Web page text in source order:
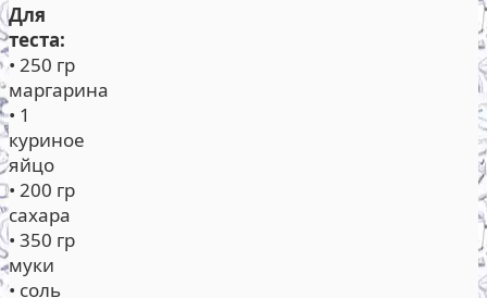
Для
теста:
• 250 гр
маргарина
• 1
куриное
яйцо
• 200 гр
сахара
• 350 гр
муки
• соль